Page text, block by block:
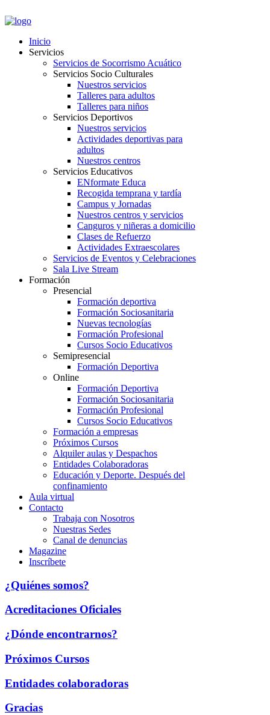
Inicio
Servicios
Servicios de Socorrismo Acuático
Servicios Socio Culturales
Nuestros servicios
Talleres para adultos
Talleres para niños
Servicios Deportivos
Nuestros servicios
Actividades deportivas para
adultos
Nuestros centros
Servicios Educativos
ENformate Educa
Recogida temprana y tardía
Campus y Jornadas
Nuestros centros y servicios
Canguros y niñeras a domicilio
Clases de Refuerzo
Actividades Extraescolares
Servicios de Eventos y Celebraciones
Sala Live Stream
Formación
Presencial
Formación deportiva
Formación Sociosanitaria
Nuevas tecnologías
Formación Profesional
Cursos Socio Educativos
Semipresencial
Formación Deportiva
Online
Formación Deportiva
Formación Sociosanitaria
Formación Profesional
Cursos Socio Educativos
Formación a empresas
Próximos Cursos
Alquiler aulas y Despachos
Entidades Colaboradoras
Educación y Deporte. Después del
confinamiento
Aula virtual
Contacto
Trabaja con Nosotros
Nuestras Sedes
Canal de denuncias
Magazine
Inscríbete
¿Quiénes somos?
Acreditaciones Oficiales
¿Dónde encontrarnos?
Próximos Cursos
Entidades colaboradoras
Gracias